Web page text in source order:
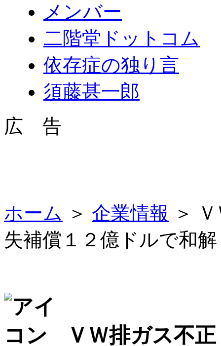
メンバー
二階堂ドットコム
依存症の独り言
須藤甚一郎
広 告
ホーム ＞ 企業情報 ＞
失補償１２億ドルで
ＶＷ排ガス不